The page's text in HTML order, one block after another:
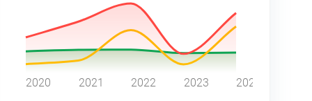
2020 2021 2022 2023 2024